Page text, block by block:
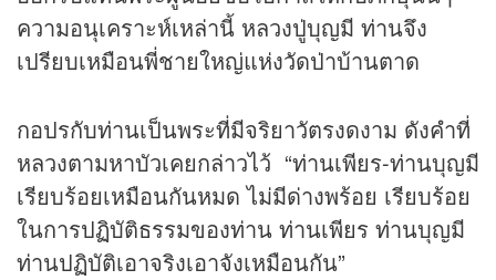
ความอนุเคราะห์เหล่านี้ หลวงปู่บุญมี ท่านจึง
เปรียบเหมือนพี่ชายใหญ่แห่งวัดป่าบ้านตาด
กอปรกับท่านเป็นพระที่มีจริยาวัตรงดงาม ดังคำที่
หลวงตามหาบัวเคยกล่าวไว้ “ท่านเพียร-ท่านบุญมี
เรียบร้อยเหมือนกันหมด ไม่มีด่างพร้อย เรียบร้อย
ในการปฏิบัติธรรมของท่าน ท่านเพียร ท่านบุญมี
ท่านปฏิบัติเอาจริงเอาจังเหมือนกัน”